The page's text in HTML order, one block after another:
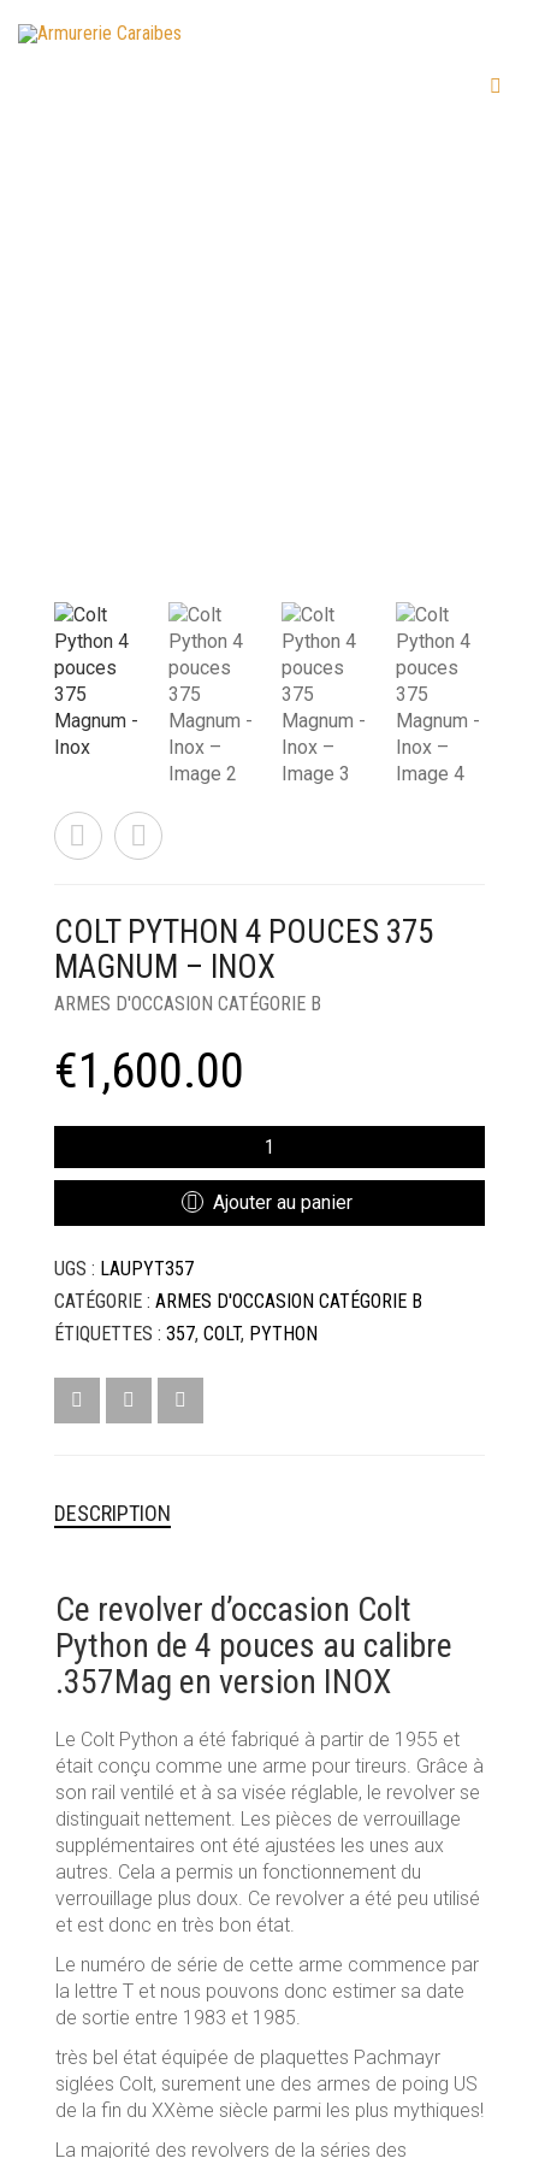
COLT PYTHON 4 POUCES 375
MAGNUM – INOX
ARMES D'OCCASION CATÉGORIE B
€1,600.00
DE
POUCES
375
MAGNUM
INOX
Ajouter au panier
UGS : LAUPYT357
CATÉGORIE : ARMES D'OCCASION CATÉGORIE B
ÉTIQUETTES : 357, COLT, PYTHON
DESCRIPTION
Ce revolver d’occasion Colt
Python de 4 pouces au calibre
.357Mag en version INOX
Le Colt Python a été fabriqué à partir de 1955 et
était conçu comme une arme pour tireurs. Grâce à
son rail ventilé et à sa visée réglable, le revolver se
distinguait nettement. Les pièces de verrouillage
supplémentaires ont été ajustées les unes aux
autres. Cela a permis un fonctionnement du
verrouillage plus doux. Ce revolver a été peu utilisé
et est donc en très bon état.
Le numéro de série de cette arme commence par
la lettre T et nous pouvons donc estimer sa date
de sortie entre 1983 et 1985.
très bel état équipée de plaquettes Pachmayr
siglées Colt, surement une des armes de poing US
de la fin du XXème siècle parmi les plus mythiques!
La majorité des revolvers de la séries des